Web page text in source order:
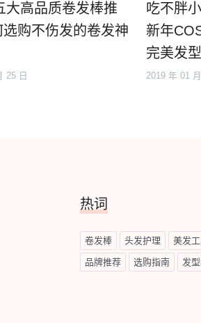
大高品质卷发棒推
购不伤发的卷发神
25 日
吃不胖
新年
完美发型
2019 年 01
热词
卷发棒 头发护理 美发
品牌推荐 选购指南 发